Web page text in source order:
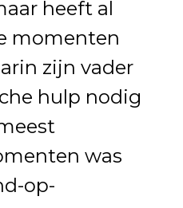
heeft al
momenten
zijn vader
hulp nodig
was
op-